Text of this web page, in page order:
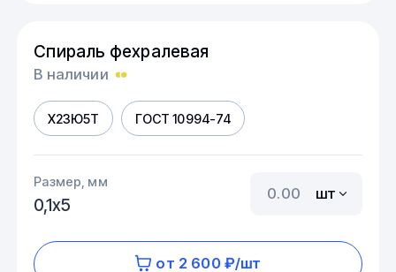
Спираль фехралевая
В наличии
Х23Ю5Т ГОСТ 10994-74
Размер, мм
0,1х5
шт
от 2 600 ₽/шт